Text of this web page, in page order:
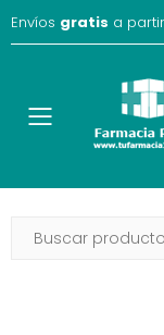
Envíos gratis a
Toggle